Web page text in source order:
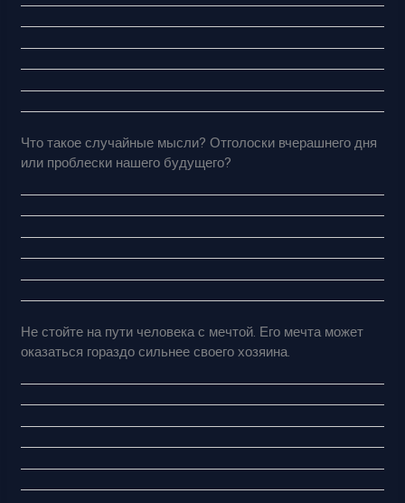
Что такое случайные мысли? Отголоски вчерашнего дня
или проблески нашего будущего?
Не стойте на пути человека с мечтой. Его мечта может
оказаться гораздо сильнее своего хозяина.